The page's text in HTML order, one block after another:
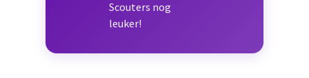
Scouters nog
leuker!